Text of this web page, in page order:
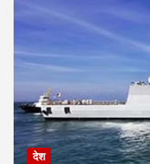
देश